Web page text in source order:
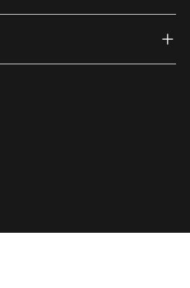
(external link)
Instagram (external link)
on Youtube (external